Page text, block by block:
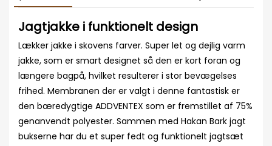
Jagtjakke i funktionelt design
Lækker jakke i skovens farver. Super let og dejlig varm
jakke, som er smart designet så den er kort foran og
længere bagpå, hvilket resulterer i stor bevægelses
frihed. Membranen der er valgt i denne fantastisk er
den bæredygtige ADDVENTEX som er fremstillet af 75%
genanvendt polyester. Sammen med Hakan Bark jagt
bukserne har du et super fedt og funktionelt jagtsæt